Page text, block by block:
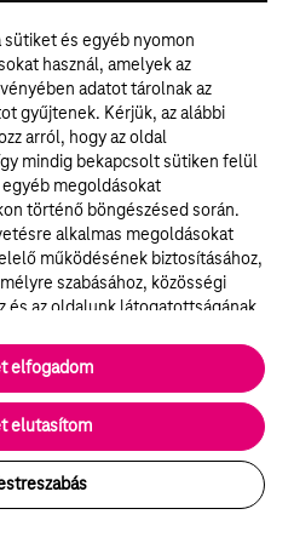
amely
Ezért hoztuk létre
Zöld 1 GB 30 napra
megújuló energiából.
sütiket és egyéb nyomon
használ, amelyek az
adatot tárolnak az
gyűjtenek. Kérjük, az alábbi
arról, hogy az oldal
mindig bekapcsolt sütiken felül
megoldásokat
történő böngészésed során.
alkalmas megoldásokat
működésének biztosításához,
szabásához, közösségi
és az oldalunk látogatottságának
működéséhez és nem lehet
során rendszerünkből. A
sütik segítségével bizonyos
kapcsolatos információkat is
szolgáltatásokat nyújtó
elutasítom
elfogadom